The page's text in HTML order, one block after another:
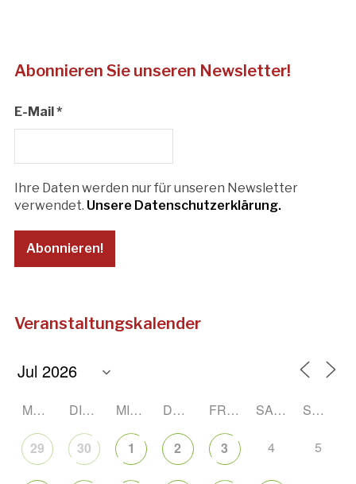
Abonnieren Sie unseren Newsletter!
E-Mail*
Ihre Daten werden nur für unseren Newsletter
verwendet. Unsere Datenschutzerklärung.
Veranstaltungskalender
MONTAG DIENSTAG MITTWOCH DONNERSTAG FREITAG SAMSTAG SONNTAG
29 30 1 2 3 4 5